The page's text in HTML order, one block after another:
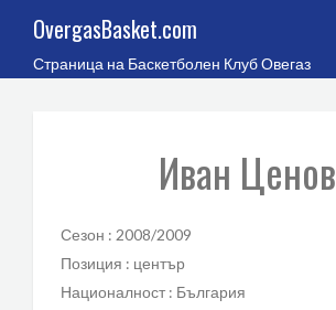
OvergasBasket.com
Страница на Баскетболен Клуб Овегаз
Иван Ценов
Сезон : 2008/2009
Позиция : център
Националност : България